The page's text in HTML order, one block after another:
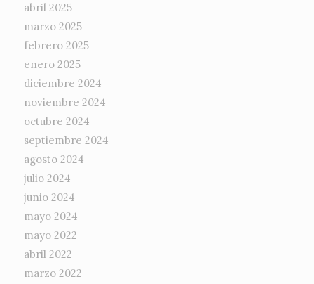
abril 2025
marzo 2025
febrero 2025
enero 2025
diciembre 2024
noviembre 2024
octubre 2024
septiembre 2024
agosto 2024
julio 2024
junio 2024
mayo 2024
mayo 2022
abril 2022
marzo 2022